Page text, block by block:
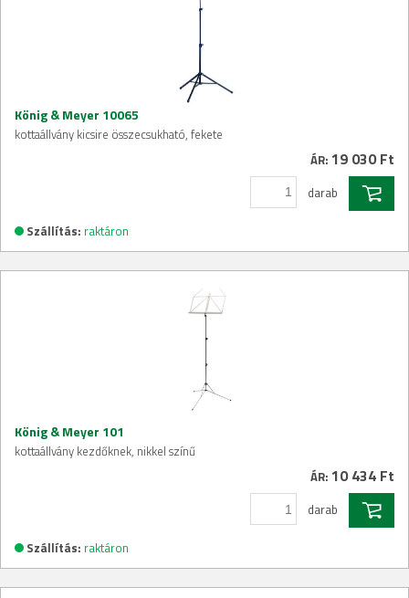
König & Meyer 10065
kottaállvány kicsire összecsukható, fekete
ÁR: 19 030 Ft
darab
Szállítás: raktáron
König & Meyer 101
kottaállvány kezdőknek, nikkel színű
ÁR: 10 434 Ft
darab
Szállítás: raktáron